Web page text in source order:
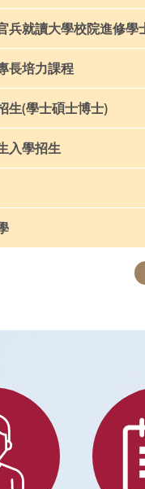
兵就讀大學校院進修學
長培力課程
生(學士碩士博士)
入學招生